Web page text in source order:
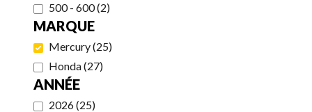
500 - 600(2)
MARQUE
Mercury(25)
Honda(27)
ANNÉE
2026(25)